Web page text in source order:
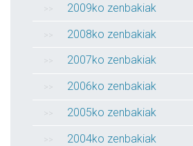
2009ko zenbakiak
2008ko zenbakiak
2007ko zenbakiak
2006ko zenbakiak
2005ko zenbakiak
2004ko zenbakiak